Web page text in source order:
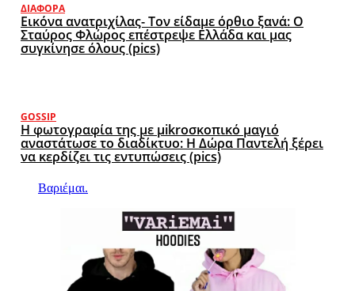
ΔΙΆΦΟΡΑ
Εικόνα ανατριχίλας- Τον είδαμε όρθιο ξανά: Ο
Σταύρος Φλώρος επέστρεψε Ελλάδα και μας
συγκίνησε όλους (pics)
GOSSIP
Η φωτογραφία της με μikroσκοπικό μαγιό
αναστάτωσε το διαδίκτυο: Η Δώρα Παντελή ξέρει
να κερδίζει τις εντυπώσεις (pics)
Βαριέμαι.